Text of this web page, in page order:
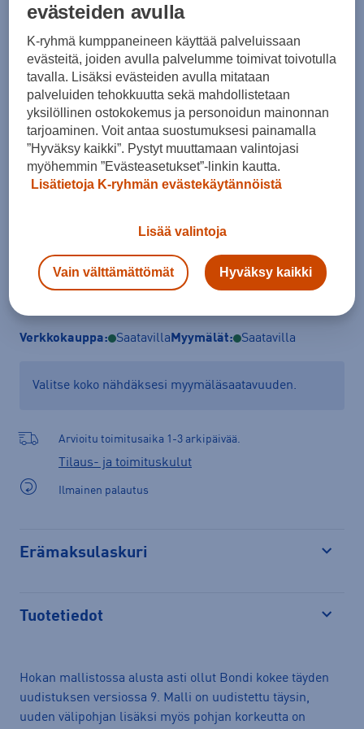
Koko
36
Kokotaulukko
Lisää ostoskoriin
Verkkokauppa: Saatavilla Myymälät: Saatavilla
Valitse koko nähdäksesi myymäläsaatavuuden.
Arvioitu toimitusaika 1-3 arkipäivää.
Tilaus- ja toimituskulut
Ilmainen palautus
Erämaksulaskuri
Tuotetiedot
Hokan mallistossa alusta asti ollut Bondi kokee täyden
uudistuksen versiossa 9. Malli on uudistettu täysin,
uuden välipohjan lisäksi myös pohjan korkeutta on
evästeiden avulla
K-ryhmä kumppaneineen käyttää palveluissaan
evästeitä, joiden avulla palvelumme toimivat toivotulla
tavalla. Lisäksi evästeiden avulla mitataan
palveluiden tehokkuutta sekä mahdollistetaan
yksilöllinen ostokokemus ja personoidun mainonnan
tarjoaminen. Voit antaa suostumuksesi painamalla
”Hyväksy kaikki”. Pystyt muuttamaan valintojasi
myöhemmin ”Evästeasetukset”-linkin kautta.
Lisätietoja K-ryhmän evästekäytännöistä
Lisää valintoja
Vain välttämättömät Hyväksy kaikki